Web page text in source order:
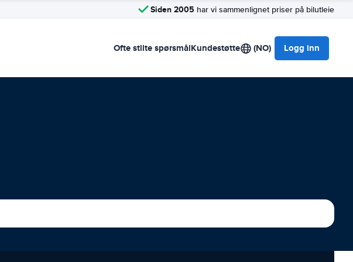
Siden 2005 har vi sammenlignet priser på bilutleie
Ofte stilte spørsmålKundestøtte (NO) Logg inn